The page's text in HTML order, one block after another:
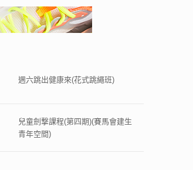
週六跳出健康來(花式跳繩班)
兒童劍撃課程(第四期)(賽馬會建生
青年空間)